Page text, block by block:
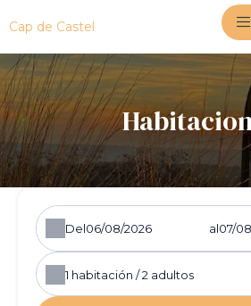
Cap de Castel
Del al
1 habitación /2 adultos